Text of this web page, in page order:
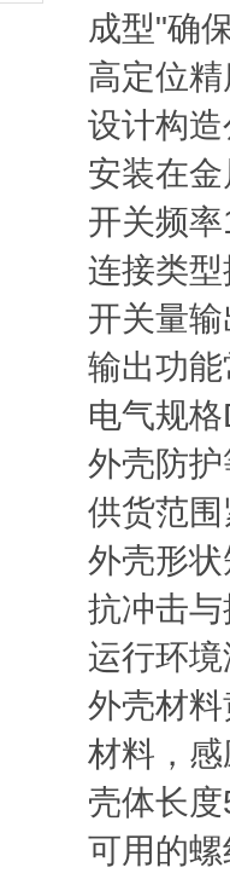
成型"确
高定位
设计构造
安装在
开关频率
连接类型
开关量
输出功能
电气规格
外壳防
供货范围
外壳形状
抗冲击
运行环
外壳材料
材料，
壳体长度
可用的